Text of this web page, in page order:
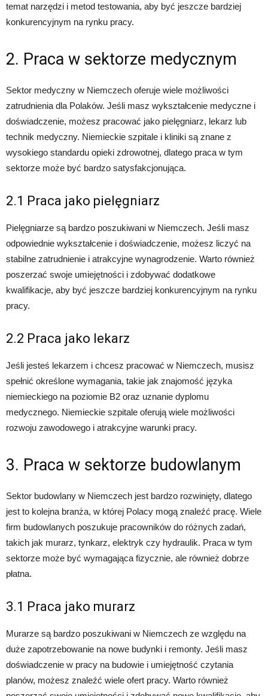
temat narzędzi i metod testowania, aby być jeszcze bardziej
konkurencyjnym na rynku pracy.
2. Praca w sektorze medycznym
Sektor medyczny w Niemczech oferuje wiele możliwości
zatrudnienia dla Polaków. Jeśli masz wykształcenie medyczne i
doświadczenie, możesz pracować jako pielęgniarz, lekarz lub
technik medyczny. Niemieckie szpitale i kliniki są znane z
wysokiego standardu opieki zdrowotnej, dlatego praca w tym
sektorze może być bardzo satysfakcjonująca.
2.1 Praca jako pielęgniarz
Pielęgniarze są bardzo poszukiwani w Niemczech. Jeśli masz
odpowiednie wykształcenie i doświadczenie, możesz liczyć na
stabilne zatrudnienie i atrakcyjne wynagrodzenie. Warto również
poszerzać swoje umiejętności i zdobywać dodatkowe
kwalifikacje, aby być jeszcze bardziej konkurencyjnym na rynku
pracy.
2.2 Praca jako lekarz
Jeśli jesteś lekarzem i chcesz pracować w Niemczech, musisz
spełnić określone wymagania, takie jak znajomość języka
niemieckiego na poziomie B2 oraz uznanie dyplomu
medycznego. Niemieckie szpitale oferują wiele możliwości
rozwoju zawodowego i atrakcyjne warunki pracy.
3. Praca w sektorze budowlanym
Sektor budowlany w Niemczech jest bardzo rozwinięty, dlatego
jest to kolejna branża, w której Polacy mogą znaleźć pracę. Wiele
firm budowlanych poszukuje pracowników do różnych zadań,
takich jak murarz, tynkarz, elektryk czy hydraulik. Praca w tym
sektorze może być wymagająca fizycznie, ale również dobrze
płatna.
3.1 Praca jako murarz
Murarze są bardzo poszukiwani w Niemczech ze względu na
duże zapotrzebowanie na nowe budynki i remonty. Jeśli masz
doświadczenie w pracy na budowie i umiejętność czytania
planów, możesz znaleźć wiele ofert pracy. Warto również